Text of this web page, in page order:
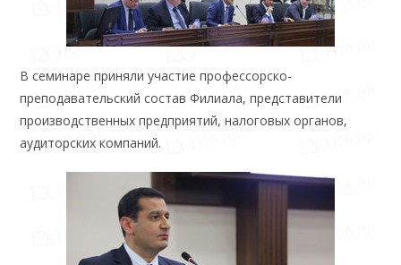
В семинаре приняли участие профессорско-
преподавательский состав Филиала, представители
производственных предприятий, налоговых органов,
аудиторских компаний.